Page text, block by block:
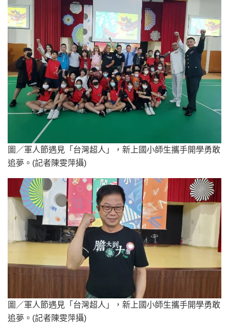
圖／軍人節遇見「台灣超人」，新上國小師生攜手開學勇敢
追夢。(記者陳雯萍攝)
圖／軍人節遇見「台灣超人」，新上國小師生攜手開學勇敢
追夢。(記者陳雯萍攝)